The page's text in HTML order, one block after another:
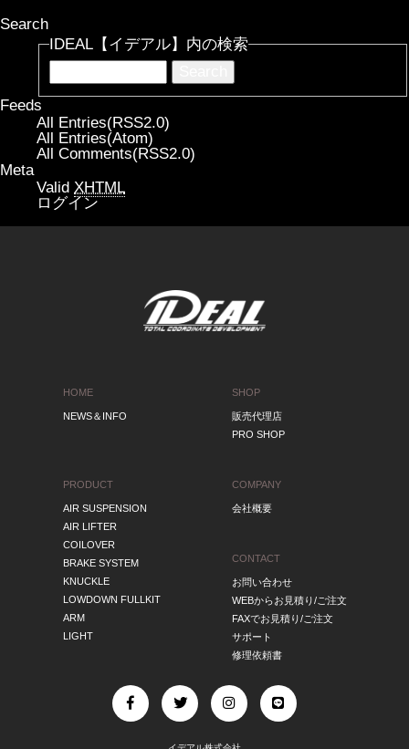
Search
IDEAL【イデアル】内の検索
Feeds
All Entries(RSS2.0)
All Entries(Atom)
All Comments(RSS2.0)
Meta
Valid XHTML
ログイン
HOME
NEWS＆INFO
PRODUCT
AIR SUSPENSION
AIR LIFTER
COILOVER
BRAKE SYSTEM
KNUCKLE
LOWDOWN FULLKIT
ARM
LIGHT
SHOP
販売代理店
PRO SHOP
COMPANY
会社概要
CONTACT
お問い合わせ
WEBからお見積り/ご注文
FAXでお見積り/ご注文
サポート
修理依頼書